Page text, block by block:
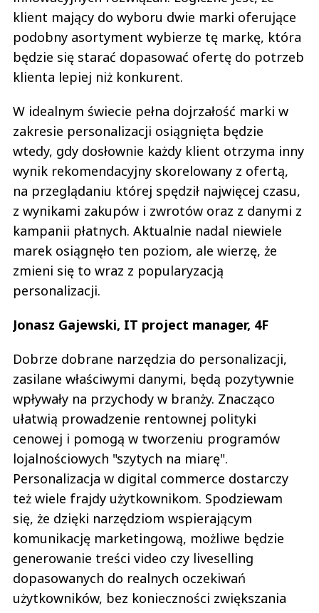
klient mający do wyboru dwie marki oferujące
podobny asortyment wybierze tę markę, która
będzie się starać dopasować ofertę do potrzeb
klienta lepiej niż konkurent.
W idealnym świecie pełna dojrzałość marki w
zakresie personalizacji osiągnięta będzie
wtedy, gdy dosłownie każdy klient otrzyma inny
wynik rekomendacyjny skorelowany z ofertą,
na przeglądaniu której spędził najwięcej czasu,
z wynikami zakupów i zwrotów oraz z danymi z
kampanii płatnych. Aktualnie nadal niewiele
marek osiągnęło ten poziom, ale wierzę, że
zmieni się to wraz z popularyzacją
personalizacji.
Jonasz Gajewski, IT project manager, 4F
Dobrze dobrane narzędzia do personalizacji,
zasilane właściwymi danymi, będą pozytywnie
wpływały na przychody w branży. Znacząco
ułatwią prowadzenie rentownej polityki
cenowej i pomogą w tworzeniu programów
lojalnościowych "szytych na miarę".
Personalizacja w digital commerce dostarczy
też wiele frajdy użytkownikom. Spodziewam
się, że dzięki narzędziom wspierającym
komunikację marketingową, możliwe będzie
generowanie treści video czy liveselling
dopasowanych do realnych oczekiwań
użytkowników, bez konieczności zwiększania